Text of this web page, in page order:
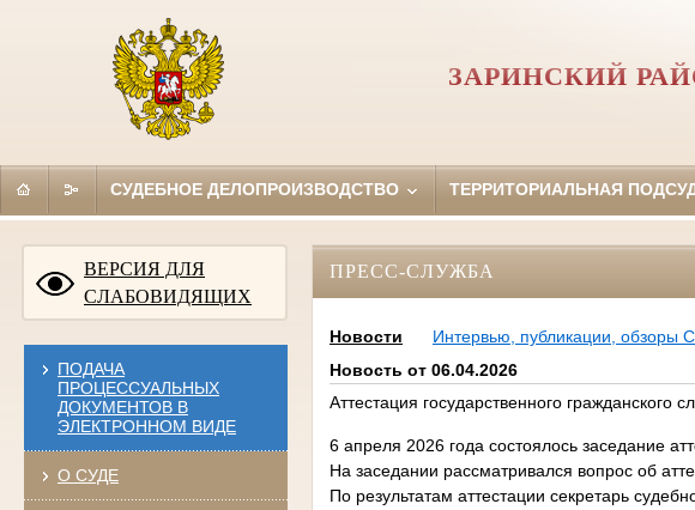
ЗАРИНСКИЙ
СУДЕБНОЕ ДЕЛОПРОИЗВОДСТВО ТЕРРИТОРИАЛЬНАЯ
ВЕРСИЯ ДЛЯ
СЛАБОВИДЯЩИХ
ПОДАЧА
ПРОЦЕССУАЛЬНЫХ
ДОКУМЕНТОВ В
ЭЛЕКТРОННОМ ВИДЕ
О СУДЕ
ПРЕСС-СЛУЖБА
Новости Интервью, публикации, обзоры
Новость от 06.04.2026
Аттестация государственного гражданского
6 апреля 2026 года состоялось заседание
На заседании рассматривался вопрос об
По результатам аттестации секретарь